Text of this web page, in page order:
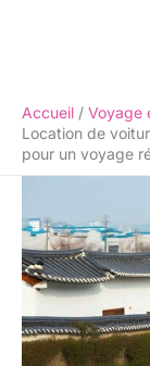
Accueil
Voyage
Location de
pour un voyage